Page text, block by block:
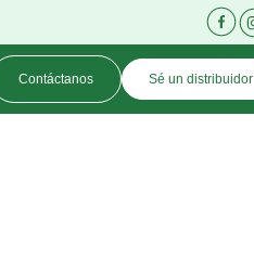
Contáctanos Sé un distribuidor